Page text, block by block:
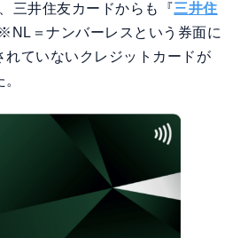
三井住友カードからも『三井住
＝ナンバーレスという券面に
れていないクレジットカードが